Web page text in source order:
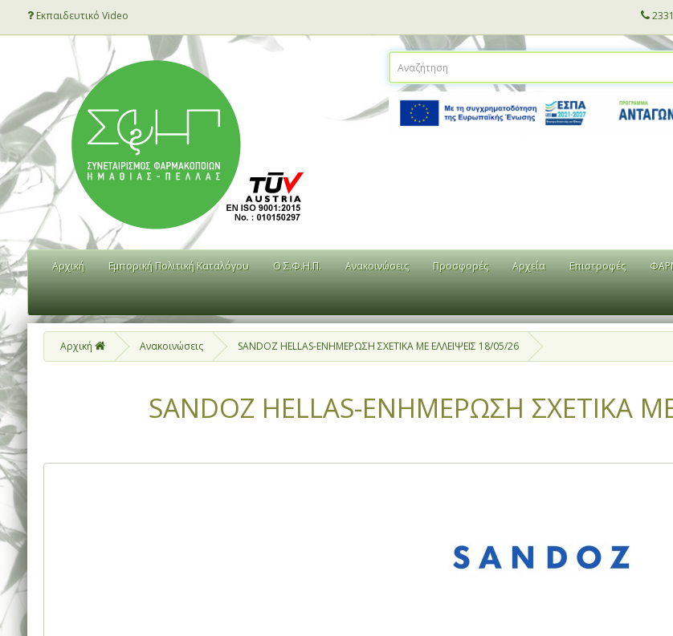
Εκπαιδευτικό Video
Αρχική Εμπορική Πολιτική Καταλόγου Ο Σ.Φ.Η.Π. Ανακοινώσεις Προσφορές Αρχεία Επιστροφές
Αρχική Ανακοινώσεις SANDOZ HELLAS-ΕΝΗΜΕΡΩΣΗ ΣΧΕΤΙΚΑ ΜΕ ΕΛΛΕΙΨΕΙΣ 18/05/26
SANDOZ HELLAS-ΕΝΗΜΕΡΩΣΗ ΣΧΕΤΙΚΑ